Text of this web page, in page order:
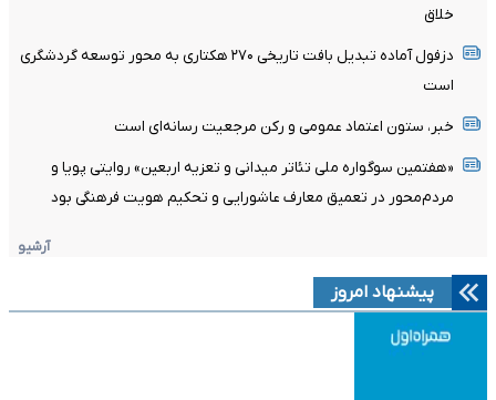
خلاق
دزفول آماده تبدیل بافت تاریخی ۲۷۰ هکتاری به محور توسعه گردشگری
است
خبر، ستون اعتماد عمومی و رکن مرجعیت رسانه‌ای است
«هفتمین سوگواره ملی تئاتر میدانی و تعزیه اربعین» روایتی پویا و
مردم‌محور در تعمیق معارف عاشورایی و تحکیم هویت فرهنگی بود
آرشیو
پیشنهاد امروز